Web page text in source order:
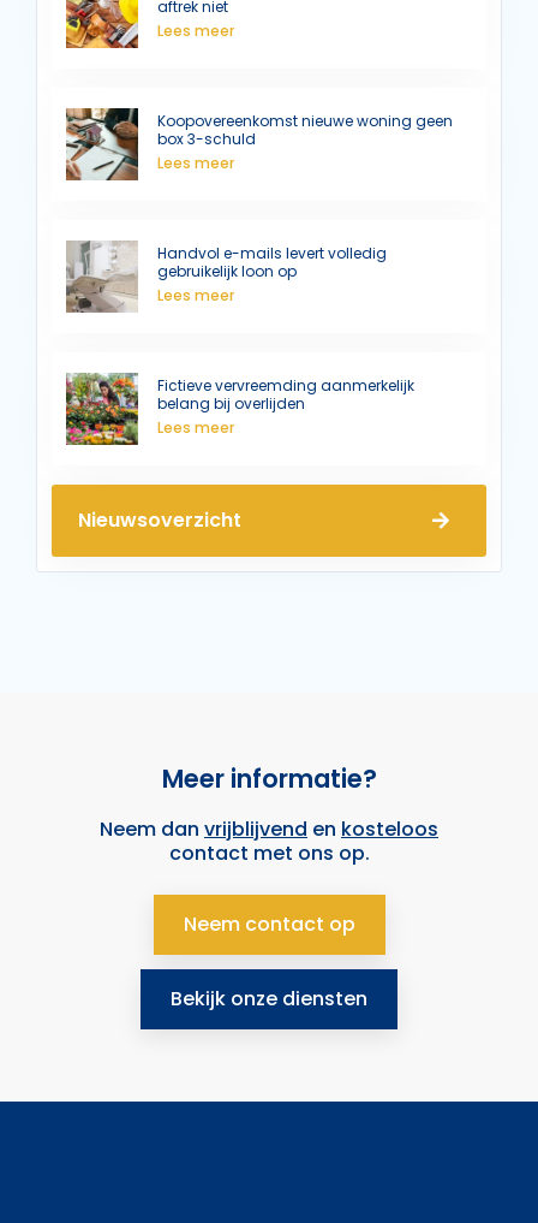
aftrek niet
Lees meer
Koopovereenkomst nieuwe woning geen
box 3-schuld
Lees meer
Handvol e-mails levert volledig
gebruikelijk loon op
Lees meer
Fictieve vervreemding aanmerkelijk
belang bij overlijden
Lees meer
Nieuwsoverzicht
Meer informatie?
Neem dan vrijblijvend en kosteloos
contact met ons op.
Neem contact op
Bekijk onze diensten